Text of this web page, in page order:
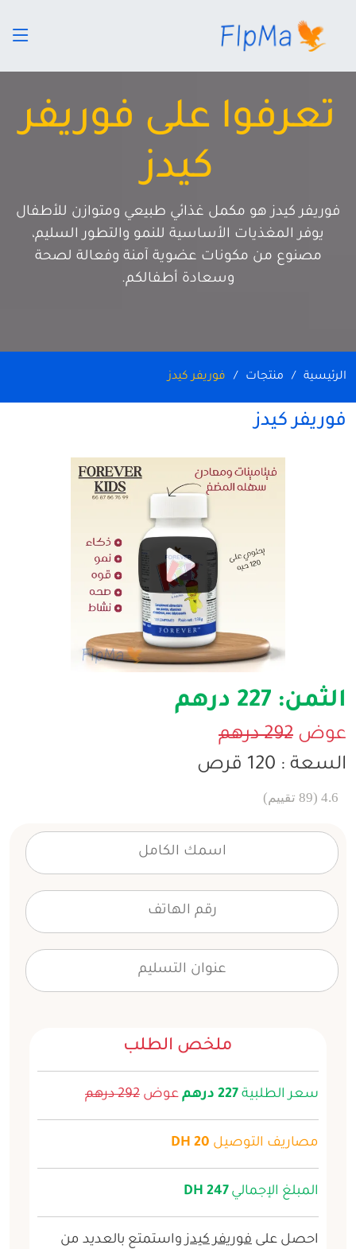
تعرفوا على فوريفر
كيدز
فوريفر كيدز هو مكمل غذائي طبيعي ومتوازن للأطفال
يوفر المغذيات الأساسية للنمو والتطور السليم،
مصنوع من مكونات عضوية آمنة وفعالة لصحة
وسعادة أطفالكم.
الرئيسية منتجات فوريفر كيدز
فوريفر كيدز
الثمن: 227 درهم
عوض 292 درهم
السعة : 120 قرص
4.6 (89 تقييم)
ملخص الطلب
سعر الطلبية 227 درهم عوض 292 درهم
مصاريف التوصيل 20 DH
المبلغ الإجمالي247 DH
احصل على فوريفر كيدز واستمتع بالعديد من